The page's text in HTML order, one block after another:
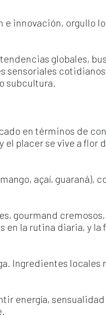
innovación, orgullo
globales,
subcultura.
en términos de
placer se vive a flor
açaí, guaraná),
gourmand
en la rutina diaria, y la
Ingredientes
energía,